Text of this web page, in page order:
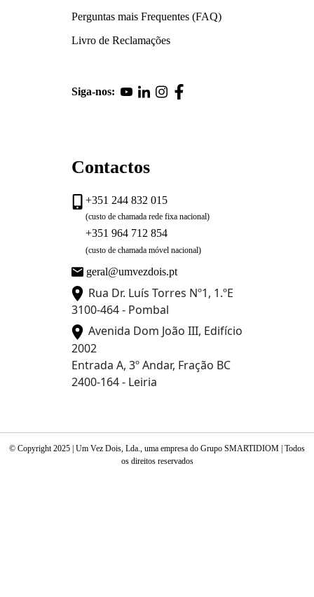
Perguntas mais Frequentes (FAQ)
Livro de Reclamações
Siga-nos:
Contactos
+351 244 832 015
(custo de chamada rede fixa nacional)
+351 964 712 854
(custo de chamada móvel nacional)
geral@umvezdois.pt
Rua Dr. Luís Torres Nº1, 1.ºE
3100-464 - Pombal
Avenida Dom João III, Edifício
2002
Entrada A, 3º Andar, Fração BC
2400-164 - Leiria
© Copyright 2025 | Um Vez Dois, Lda., uma empresa do Grupo SMARTIDIOM | Todos
os direitos reservados